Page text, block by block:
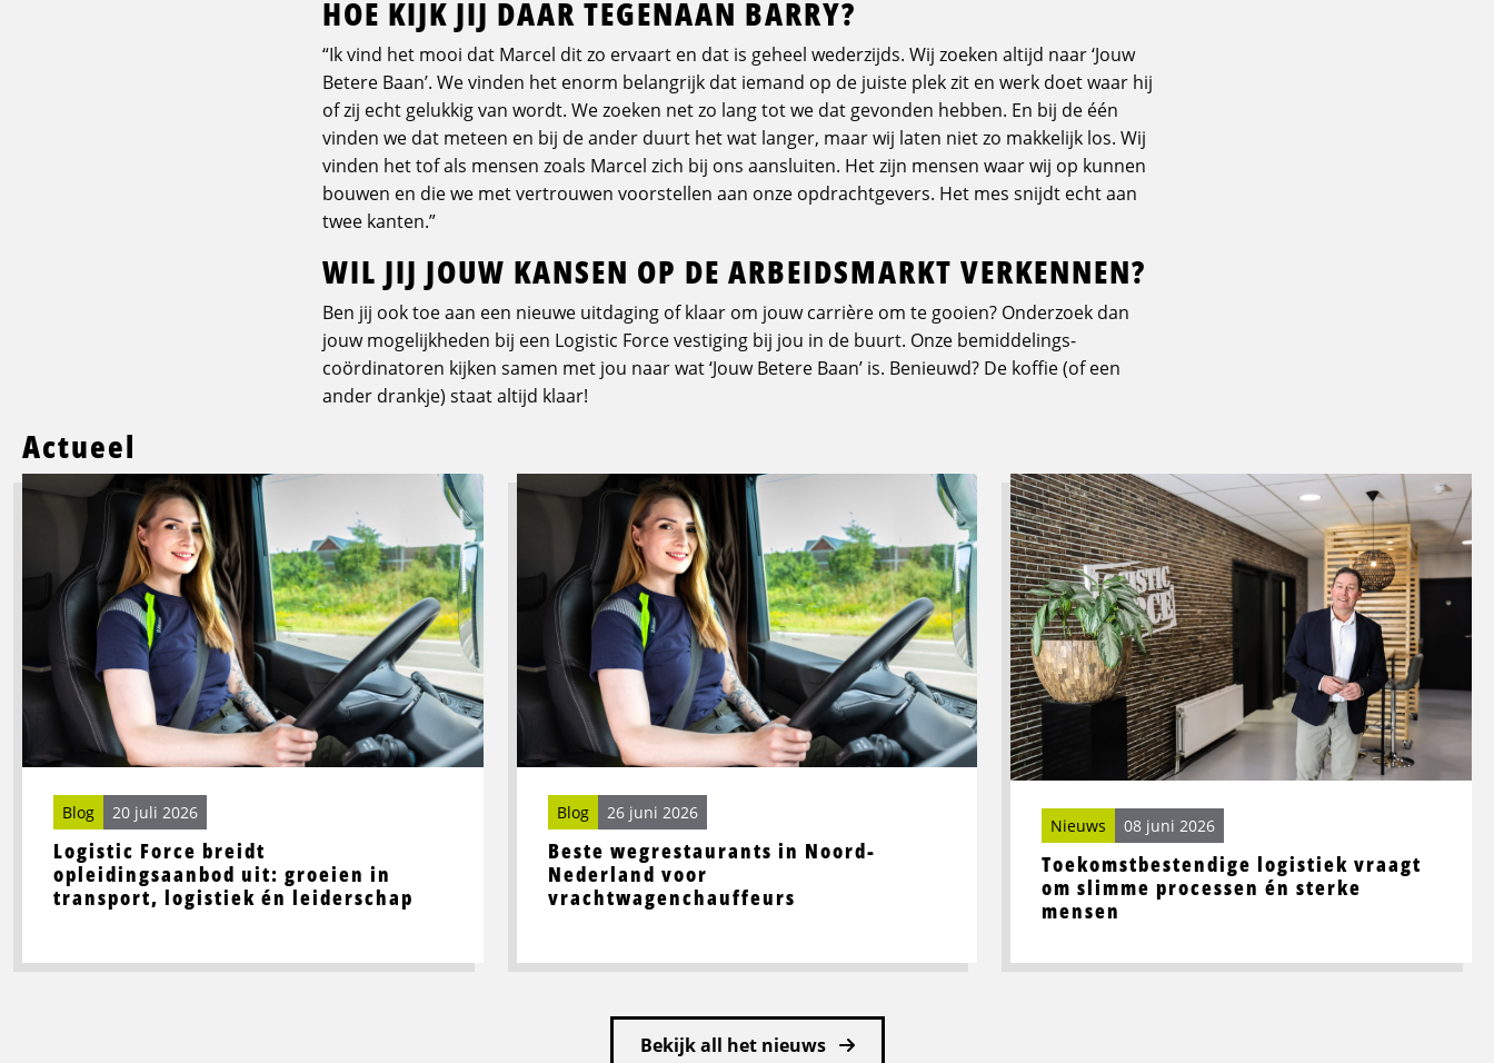
HOE KIJK JIJ DAAR TEGENAAN BARRY?
“Ik vind het mooi dat Marcel dit zo ervaart en dat is geheel wederzijds. Wij zoeken altijd naar ‘Jouw
Betere Baan’. We vinden het enorm belangrijk dat iemand op de juiste plek zit en werk doet waar hij
of zij echt gelukkig van wordt. We zoeken net zo lang tot we dat gevonden hebben. En bij de één
vinden we dat meteen en bij de ander duurt het wat langer, maar wij laten niet zo makkelijk los. Wij
vinden het tof als mensen zoals Marcel zich bij ons aansluiten. Het zijn mensen waar wij op kunnen
bouwen en die we met vertrouwen voorstellen aan onze opdrachtgevers. Het mes snijdt echt aan
twee kanten.”
WIL JIJ JOUW KANSEN OP DE ARBEIDSMARKT VERKENNEN?
Ben jij ook toe aan een nieuwe uitdaging of klaar om jouw carrière om te gooien? Onderzoek dan
jouw mogelijkheden bij een Logistic Force vestiging bij jou in de buurt. Onze bemiddelings-
coördinatoren kijken samen met jou naar wat ‘Jouw Betere Baan’ is. Benieuwd? De koffie (of een
ander drankje) staat altijd klaar!
Actueel
Logistic Force breidt
opleidingsaanbod uit: groeien in
transport, logistiek én leiderschap
Blog 20 juli 2026
Lees
Logistic
Force
breidt
opleidingsaanbod
uit:
groeien
in
transport,
leiderschap
Beste wegrestaurants in Noord-
Nederland voor
vrachtwagenchauffeurs
Blog 26 juni 2026
Lees
wegrestaurants
Noord-
Nederland
voor
vrachtwagenchauffeurs
Toekomstbestendige logistiek vraagt
om slimme processen én sterke
mensen
Nieuws 08 juni 2026
Lees
meer
over
Toekomstbestendige
logistiek
vraagt
om
slimme
processen
én
sterke
mensen
Bekijk all het nieuws